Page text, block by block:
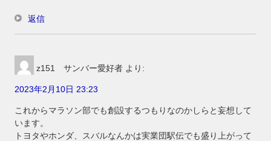
返信
z151 サンバー愛好者 より:
2023年2月10日 23:23
これからマラソン部でも創設するつもりなのかしらと妄想して
います。
トヨタやホンダ、スバルなんかは実業団駅伝でも盛り上がって